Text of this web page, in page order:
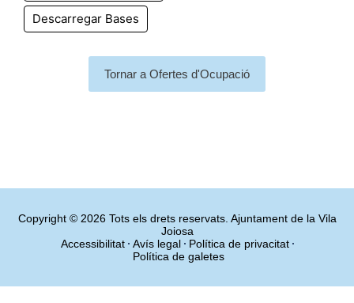
Descarregar Bases
Tornar a Ofertes d'Ocupació
Copyright © 2026 Tots els drets reservats. Ajuntament de la Vila
Joiosa
Accessibilitat
Avís legal
Política de privacitat
Política de galetes